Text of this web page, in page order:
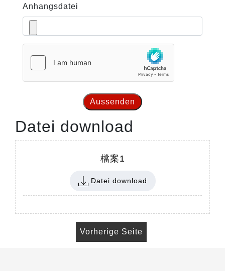
Anhangsdatei
Aussenden
Datei download
檔案1
Datei download
Vorherige Seite